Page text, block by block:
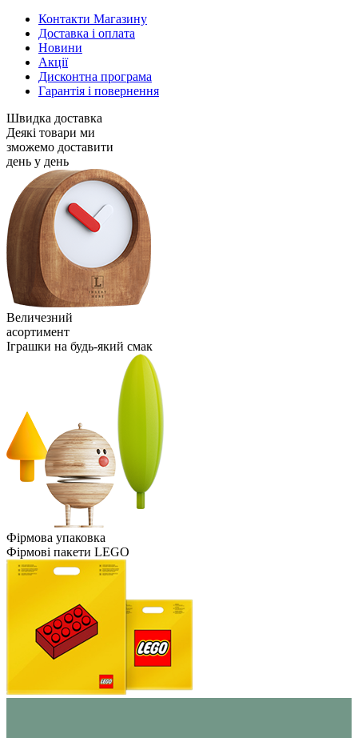
Контакти Магазину
Доставка і оплата
Новини
Акції
Дисконтна програма
Гарантія і повернення
Швидка доставка
Деякі товари ми
зможемо доставити
день у день
Величезний
асортимент
Іграшки на будь-який смак
Фірмова упаковка
Фірмові пакети LEGO